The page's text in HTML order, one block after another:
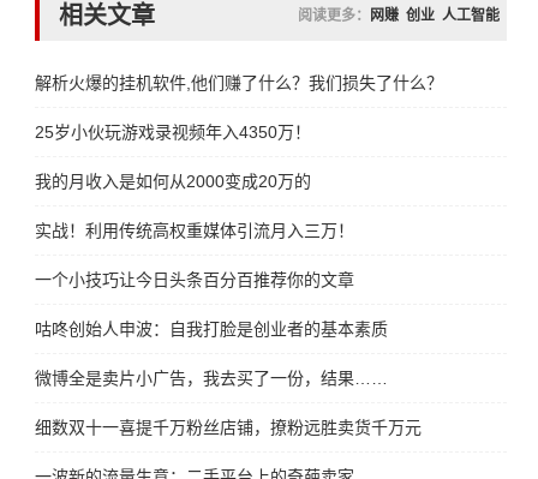
相关文章 阅读更多： 网赚 创业 人工智能
解析火爆的挂机软件,他们赚了什么？我们损失了什么？
25岁小伙玩游戏录视频年入4350万！
我的月收入是如何从2000变成20万的
实战！利用传统高权重媒体引流月入三万！
一个小技巧让今日头条百分百推荐你的文章
咕咚创始人申波：自我打脸是创业者的基本素质
微博全是卖片小广告，我去买了一份，结果……
细数双十一喜提千万粉丝店铺，撩粉远胜卖货千万元